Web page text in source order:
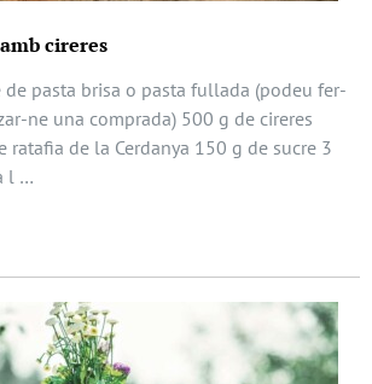
cireres
pasta brisa o pasta fullada (podeu fer-
ne una comprada) 500 g de cireres
de la Cerdanya 150 g de sucre 3
l …